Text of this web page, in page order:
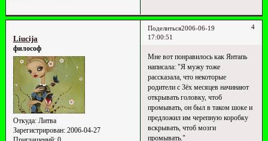
Поделиться 4
2006-06-19
17:00:51
Liucija
философ
Откуда:Литва
Зарегистрирован: 2006-04-27
Мне вот понравилось как Янтапь
написала: "Я мужу тоже
рассказала, что некоторые
родители с 3ёх месяцев начинают
открывать головку, чтоб
промывать, он был в таком шоке и
предложил им черепную коробку
вскрывать, чтоб мозги
промывать."